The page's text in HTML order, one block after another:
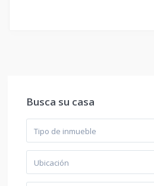
Busca su casa
Tipo de inmueble
Ubicación